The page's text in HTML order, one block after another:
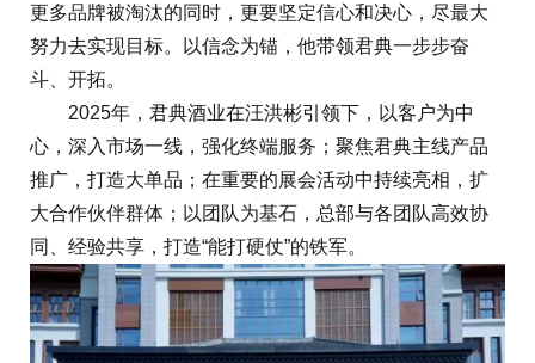
更多品牌被淘汰的同时，更要坚定信心和决心，尽最大
努力去实现目标。以信念为锚，他带领君典一步步奋
斗、开拓。
2025年，君典酒业在汪洪彬引领下，以客户为中
心，深入市场一线，强化终端服务；聚焦君典主线产品
推广，打造大单品；在重要的展会活动中持续亮相，扩
大合作伙伴群体；以团队为基石，总部与各团队高效协
同、经验共享，打造“能打硬仗”的铁军。